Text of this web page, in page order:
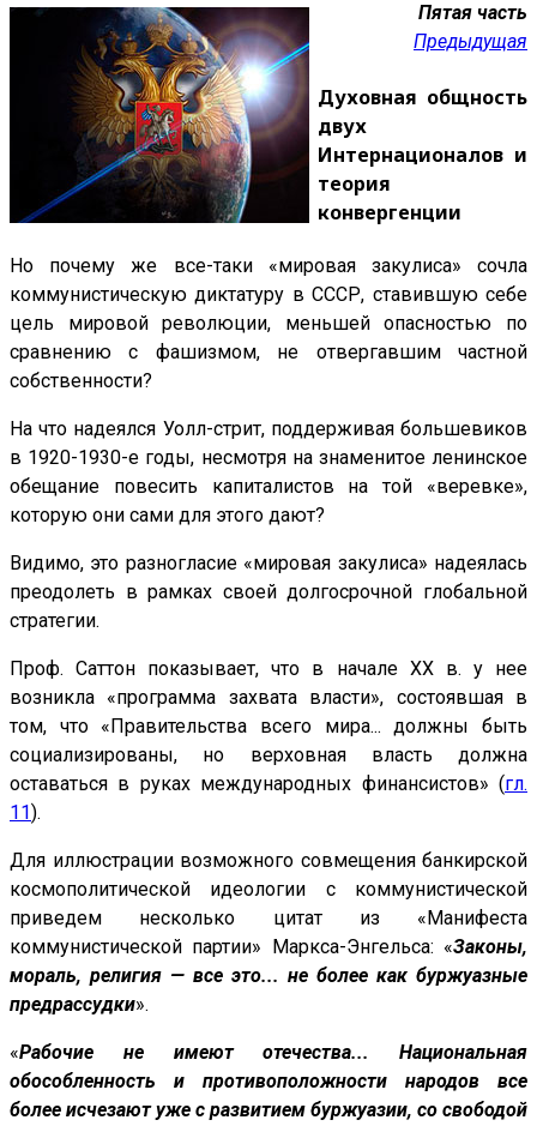
Пятая часть
Предыдущая
Духовная общность
двух
Интернационалов и
теория
конвергенции
Но почему же все-таки «мировая закулиса» сочла
коммунистическую диктатуру в СССР, ставившую себе
цель мировой революции, меньшей опасностью по
сравнению с фашизмом, не отвергавшим частной
собственности?
На что надеялся Уолл-стрит, поддерживая большевиков
в 1920-1930-е годы, несмотря на знаменитое ленинское
обещание повесить капиталистов на той «веревке»,
которую они сами для этого дают?
Видимо, это разногласие «мировая закулиса» надеялась
преодолеть в рамках своей долгосрочной глобальной
стратегии.
Проф. Саттон показывает, что в начале XX в. у нее
возникла «программа захвата власти», состоявшая в
том, что «Правительства всего мира... должны быть
социализированы, но верховная власть должна
оставаться в руках международных финансистов» (гл.
11).
Для иллюстрации возможного совмещения банкирской
космополитической идеологии с коммунистической
приведем несколько цитат из «Манифеста
коммунистической партии» Маркса-Энгельса: «Законы,
мораль, религия — все это... не более как буржуазные
предрассудки».
«Рабочие не имеют отечества... Национальная
обособленность и противоположности народов все
более исчезают уже с развитием буржуазии, со свободой